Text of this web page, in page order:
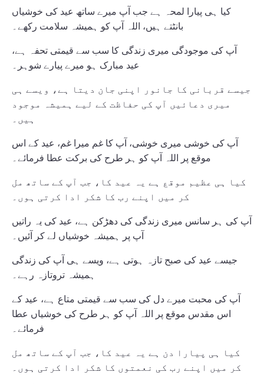
کیا ہی پیارا لمحہ ہے جب آپ میرے ساتھ عید کی خوشیاں
بانٹتے ہیں، اللہ آپ کو ہمیشہ سلامت رکھے۔
آپ کی موجودگی میری زندگی کا سب سے قیمتی تحفہ ہے،
عید مبارک ہو میرے پیارے شوہر۔
جیسے قربانی کا جانور اپنی جان دیتا ہے، ویسے ہی
میری دعائیں آپ کی حفاظت کے لیے ہمیشہ موجود
ہیں۔
آپ کی خوشی میری خوشی، آپ کا غم میرا غم، عید کے اس
موقع پر اللہ آپ کو ہر طرح کی برکت عطا فرمائے۔
کیا ہی عظیم موقع ہے یہ عید کا، جب آپ کے ساتھ مل
کر میں اپنے رب کا شکر ادا کرتی ہوں۔
آپ کی ہر سانس میری زندگی کی دھڑکن ہے، عید کی یہ راتیں
آپ پر ہمیشہ خوشیاں لے کر آئیں۔
جیسے عید کی صبح تازہ ہوتی ہے، ویسے ہی آپ کی زندگی
ہمیشہ تروتازہ رہے۔
آپ کی محبت میرے دل کی سب سے قیمتی متاع ہے، عید کے
اس مقدس موقع پر اللہ آپ کو ہر طرح کی خوشیاں عطا
فرمائے۔
کیا ہی پیارا دن ہے یہ عید کا، جب آپ کے ساتھ مل
کر میں اپنے رب کی نعمتوں کا شکر ادا کرتی ہوں۔